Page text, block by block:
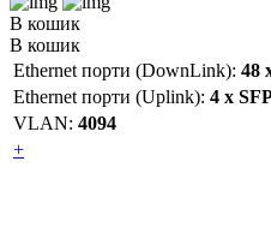
В кошик
В кошик
Ethernet порти (DownLink): 48
Ethernet порти (Uplink): 4 х
VLAN: 4094
+